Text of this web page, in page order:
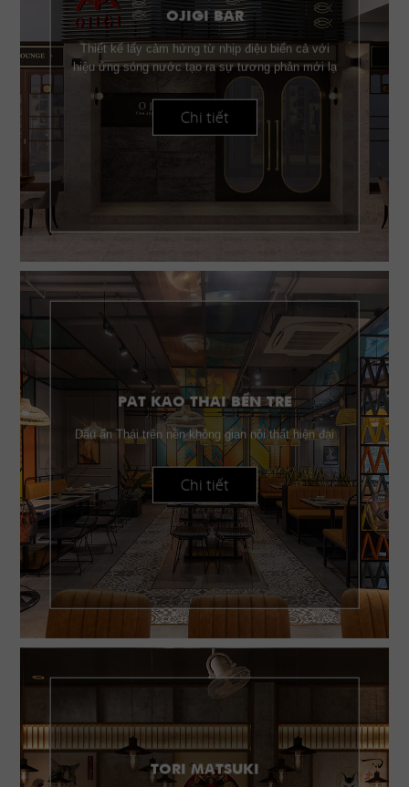
OJIGI BAR
Thiết kế lấy cảm hứng từ nhịp điệu biển cả với
hiệu ứng sóng nước tạo ra sự tương phản mới lạ
Chi tiết
PAT KAO THAI BẾN TRE
Dấu ấn Thái trên nền không gian nội thất hiện đại
Chi tiết
TORI MATSUKI